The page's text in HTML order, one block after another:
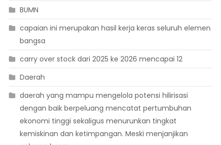
BUMN
capaian ini merupakan hasil kerja keras seluruh elemen
bangsa
carry over stock dari 2025 ke 2026 mencapai 12
Daerah
daerah yang mampu mengelola potensi hilirisasi
dengan baik berpeluang mencatat pertumbuhan
ekonomi tinggi sekaligus menurunkan tingkat
kemiskinan dan ketimpangan. Meski menjanjikan